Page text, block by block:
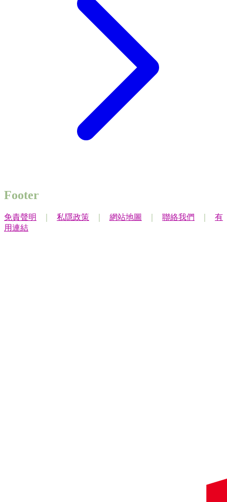
Footer
免責聲明 私隱政策 網站地圖 聯絡我們
有
用連結